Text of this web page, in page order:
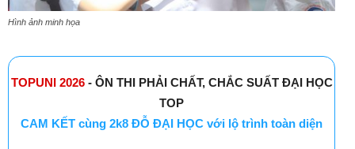
Hình ảnh minh họa
TOPUNI 2026- ÔN THI PHẢI CHẤT, CHẮC SUẤT ĐẠI HỌC
TOP
CAM KẾT cùng 2k8 ĐỖ ĐẠI HỌC với lộ trình toàn diện